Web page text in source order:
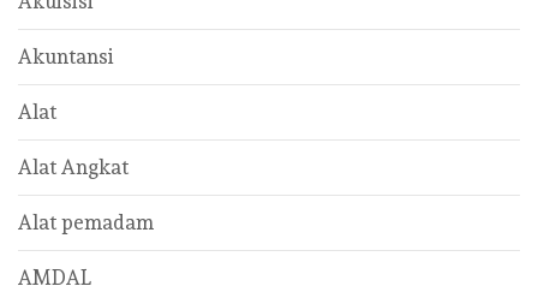
Akuntansi
Alat
Alat Angkat
Alat pemadam
AMDAL